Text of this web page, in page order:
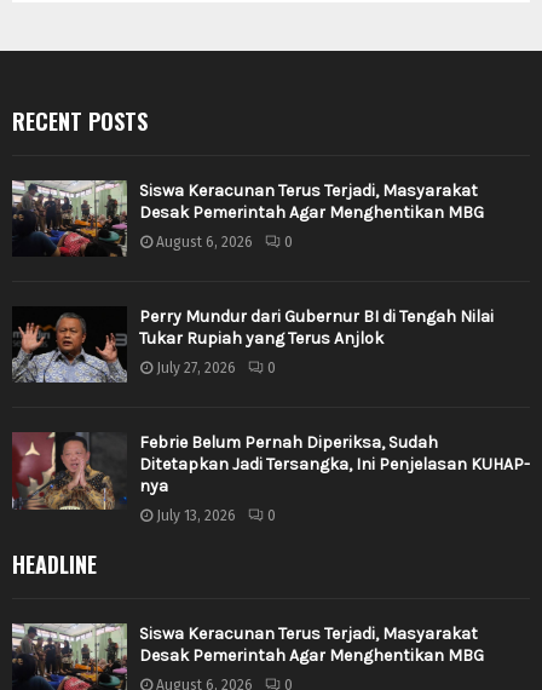
RECENT POSTS
Siswa Keracunan Terus Terjadi, Masyarakat
Desak Pemerintah Agar Menghentikan MBG
August 6, 2026 0
Perry Mundur dari Gubernur BI di Tengah Nilai
Tukar Rupiah yang Terus Anjlok
July 27, 2026 0
Febrie Belum Pernah Diperiksa, Sudah
Ditetapkan Jadi Tersangka, Ini Penjelasan KUHAP-
nya
July 13, 2026 0
HEADLINE
Siswa Keracunan Terus Terjadi, Masyarakat
Desak Pemerintah Agar Menghentikan MBG
August 6, 2026 0